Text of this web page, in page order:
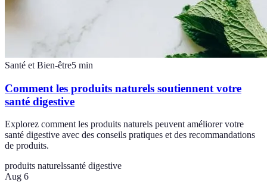
Santé et Bien-être5 min
Comment les produits naturels soutiennent votre
santé digestive
Explorez comment les produits naturels peuvent améliorer votre
santé digestive avec des conseils pratiques et des recommandations
de produits.
produits naturelssanté digestive
Aug 6